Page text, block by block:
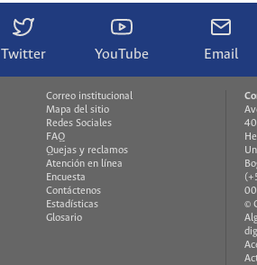
Twitter YouTube Email
Correo institucional
Mapa del sitio
Redes Sociales
FAQ
Quejas y reclamos
Atención en línea
Encuesta
Contáctenos
Estadísticas
Glosario
©